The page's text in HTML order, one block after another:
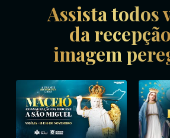
Assista todos
da
imagem